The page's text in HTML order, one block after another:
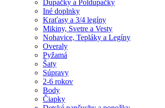
Dupačky a Poldupačky
Iné doplnky
Kraťasy a 3/4 legíny
Mikiny, Svetre a Vesty
Nohavice, Tepláky a Legíny
Overaly
Pyžamá
Šaty
Súpravy
2-6 rokov
Body
Čiapky